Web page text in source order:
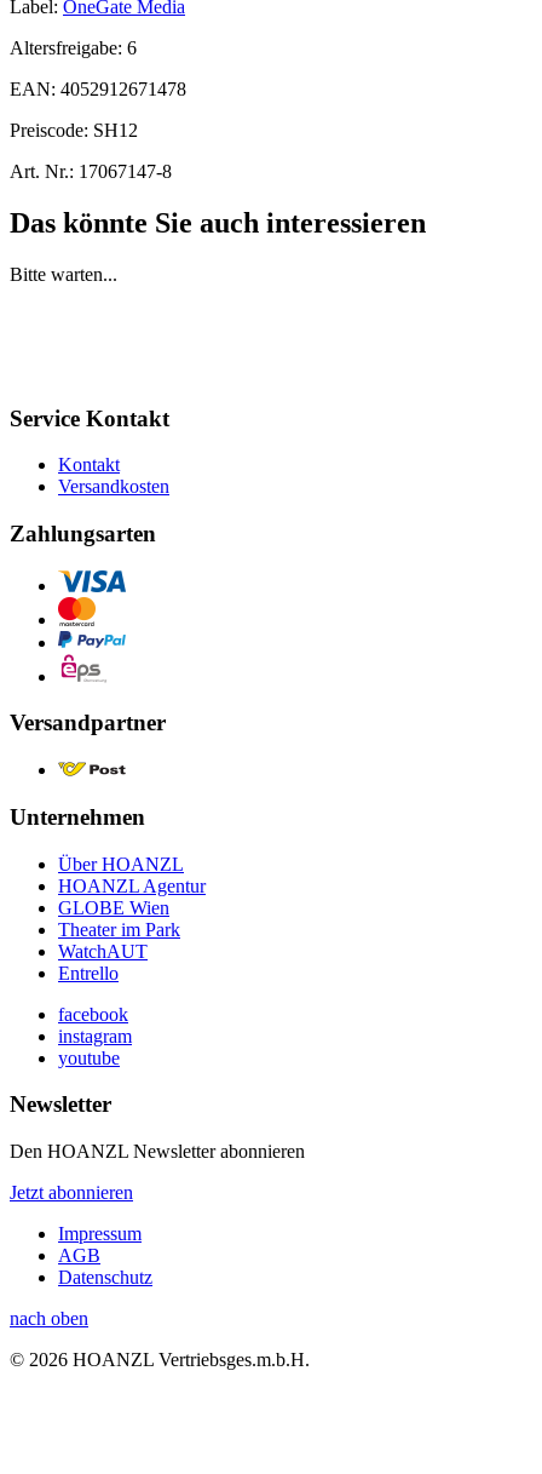
Label: OneGate Media
Altersfreigabe: 6
EAN: 4052912671478
Preiscode: SH12
Art. Nr.: 17067147-8
Das könnte Sie auch interessieren
Bitte warten...
Service Kontakt
Kontakt
Versandkosten
Zahlungsarten
Versandpartner
Unternehmen
Über HOANZL
HOANZL Agentur
GLOBE Wien
Theater im Park
WatchAUT
Entrello
facebook
instagram
youtube
Newsletter
Den HOANZL Newsletter abonnieren
Jetzt abonnieren
Impressum
AGB
Datenschutz
nach oben
© 2026 HOANZL Vertriebsges.m.b.H.